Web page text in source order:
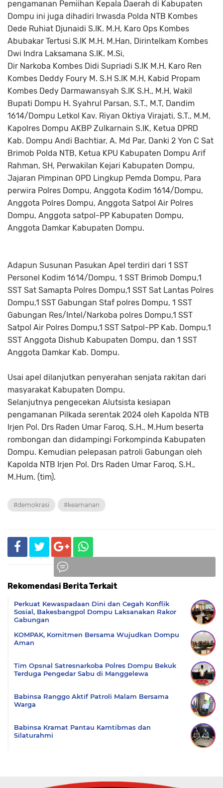
pengamanan Pemiihan Kepala Daerah di Kabupaten
Dompu ini juga dihadiri Irwasda Polda NTB Kombes
Dede Ruhiat Djunaidi S.IK. M.H, Karo Ops Kombes
Abubakar Tertusi S.IK M.H. M.Han, Dirintelkam Kombes
Dwi Indra Laksamana S.IK. M.Si,
Dir Narkoba Kombes Didi Supriadi S.IK M.H, Karo Ren
Kombes Deddy Foury M. S.H S.IK M.H, Kabid Propam
Kombes Dedy Darmawansyah S.IK S.H., M.H, Wakil
Bupati Dompu H. Syahrul Parsan, S.T., M.T, Dandim
1614/Dompu Letkol Kav. Riyan Oktiya Virajati, S.T., M.M,
Kapolres Dompu AKBP Zulkarnain S.IK, Ketua DPRD
Kab. Dompu Andi Bachtiar, A. Md Par, Danki 2 Yon C Sat
Brimob Polda NTB, Ketua KPU Kabupaten Dompu Arif
Rahman, SH, Perwakilan Kejari Kabupaten Dompu,
Jajaran Pimpinan OPD Lingkup Pemda Dompu, Para
perwira Polres Dompu, Anggota Kodim 1614/Dompu,
Anggota Polres Dompu, Anggota Satpol Air Polres
Dompu, Anggota satpol-PP Kabupaten Dompu,
Anggota Damkar Kabupaten Dompu.
Adapun Susunan Pasukan Apel terdiri dari 1 SST
Personel Kodim 1614/Dompu, 1 SST Brimob Dompu,1
SST Sat Samapta Polres Dompu,1 SST Sat Lantas Polres
Dompu,1 SST Gabungan Staf polres Dompu, 1 SST
Gabungan Res/Intel/Narkoba polres Dompu,1 SST
Satpol Air Polres Dompu,1 SST Satpol-PP Kab. Dompu,1
SST Anggota Dishub Kabupaten Dompu, dan 1 SST
Anggota Damkar Kab. Dompu.
Usai apel dilanjutkan penyerahan senjata rakitan dari
masyarakat Kabupaten Dompu.
Selanjutnya pengecekan Alutsista kesiapan
pengamanan Pilkada serentak 2024 oleh Kapolda NTB
Irjen Pol. Drs Raden Umar Faroq, S.H., M.Hum beserta
rombongan dan didampingi Forkompinda Kabupaten
Dompu. Kemudian pelepasan patroli Gabungan oleh
Kapolda NTB Irjen Pol. Drs Raden Umar Faroq, S.H.,
M.Hum. (tim).
#demokrasi #keamanan
Rekomendasi Berita Terkait
Perkuat Kewaspadaan Dini dan Cegah Konflik
Sosial, Bakesbangpol Dompu Laksanakan Rakor
Gabungan
KOMPAK, Komitmen Bersama Wujudkan Dompu
Aman
Tim Opsnal Satresnarkoba Polres Dompu Bekuk
Terduga Pengedar Sabu di Manggelewa
Babinsa Ranggo Aktif Patroli Malam Bersama
Warga
Babinsa Kramat Pantau Kamtibmas dan
Silaturahmi